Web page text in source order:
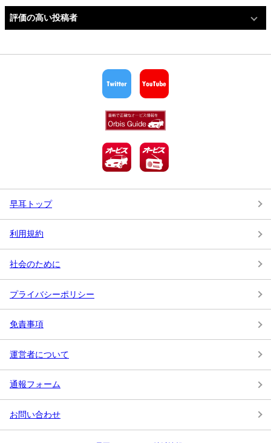
評価の高い投稿者
早耳トップ
利用規約
社会のために
プライバシーポリシー
免責事項
運営者について
通報フォーム
お問い合わせ